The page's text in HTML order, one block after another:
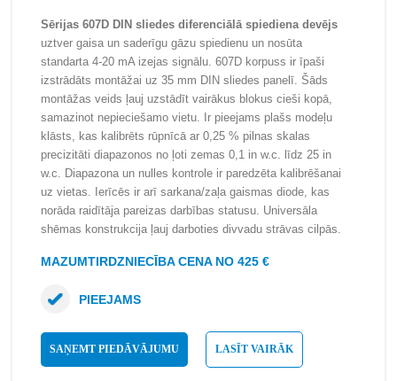
Sērijas 607D DIN sliedes diferenciālā spiediena devējs
uztver gaisa un saderīgu gāzu spiedienu un nosūta
standarta 4-20 mA izejas signālu. 607D korpuss ir īpaši
izstrādāts montāžai uz 35 mm DIN sliedes panelī. Šāds
montāžas veids ļauj uzstādīt vairākus blokus cieši kopā,
samazinot nepieciešamo vietu. Ir pieejams plašs modeļu
klāsts, kas kalibrēts rūpnīcā ar 0,25 % pilnas skalas
precizitāti diapazonos no ļoti zemas 0,1 in w.c. līdz 25 in
w.c. Diapazona un nulles kontrole ir paredzēta kalibrēšanai
uz vietas. Ierīcēs ir arī sarkana/zaļa gaismas diode, kas
norāda raidītāja pareizas darbības statusu. Universāla
shēmas konstrukcija ļauj darboties divvadu strāvas cilpās.
MAZUMTIRDZNIECĪBA CENA NO 425 €
SAŅEMT PIEDĀVĀJUMU LASĪT VAIRĀK
PIEEJAMS